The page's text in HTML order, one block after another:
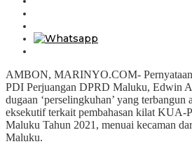
AMBON, MARINYO.COM- Pernyataan
PDI Perjuangan DPRD Maluku, Edwin
dugaan ‘perselingkuhan’ yang terbangun
eksekutif terkait pembahasan kilat KUA-
Maluku Tahun 2021, menuai kecaman
Maluku.